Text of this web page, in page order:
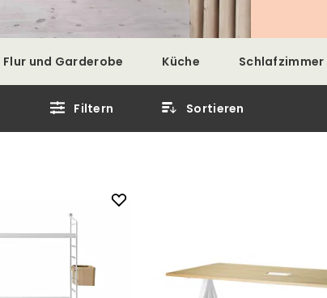
Flur und Garderobe Küche Schlafzimmer
Filtern Sortieren